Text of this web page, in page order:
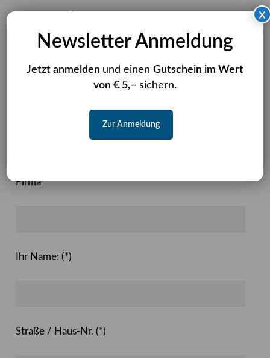
Dann haben Sie hier die Möglichkeit:
Firma
Ihr Name: (*)
Straße / Haus-Nr. (*)
Newsletter Anmeldung
Jetzt anmelden und einen Gutschein im Wert
von € 5,– sichern.
Zur Anmeldung
x